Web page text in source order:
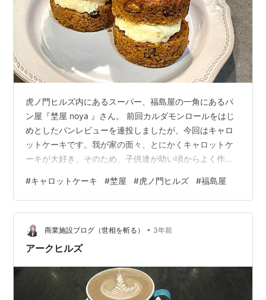
虎ノ門ヒルズ内にあるスーパー、福島屋の一角にあるパ
ン屋『埜屋 noya 』さん。 前回カルダモンロールをはじ
めとしたパンレビューを連投しましたが、今回はキャロ
ットケーキです。我が家の面々、とにかくキャロットケ
ーキが大好き。そのため、子供達が幼い頃からよく作っ
子作りもごくたまにお願いされた時だけしかしなくなり
ましたが。。。キャロットケーキは本当にその家庭、ま
たお作りしているお店によって、味わいがかなり違いま
す。スパイスの塩梅や生地の質感、具材など本当に千差
万別で、我が家でも家族それぞれ好みが違い、微妙にレ
#キャロットケーキ #埜屋 #虎ノ門ヒルズ #福島屋
商業施設ブログ（世相を斬る） • 3年前
アークヒルズ